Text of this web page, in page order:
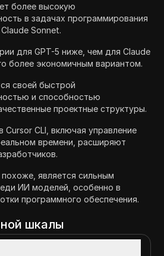
более высокую
в задачах программирования
Sonnet.
для GPT-5 ниже, чем для Claude
более экономичным вариантом.
своей быстрой
и способностью
проектные структуры.
Cursor CLI, включая управление
времени, расширяют
является сильным
ИИ моделей, особенно в
программного обеспечения.
шкалы